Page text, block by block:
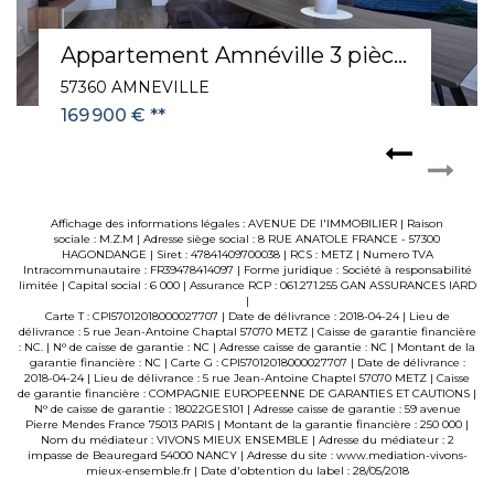
Appartement Hagondange 2 pièces 55m²
57300 HAGONDANGE
173 000 € **
Affichage des informations légales : AVENUE DE l'IMMOBILIER | Raison
sociale : M.Z.M | Adresse siège social : 8 RUE ANATOLE FRANCE - 57300
HAGONDANGE | Siret : 47841409700038 | RCS : METZ | Numero TVA
Intracommunautaire : FR39478414097 | Forme juridique : Société à responsabilité
limitée | Capital social : 6 000 | Assurance RCP : 061.271.255 GAN ASSURANCES IARD
|
Carte T : CPI57012018000027707 | Date de délivrance : 2018-04-24 | Lieu de
délivrance : 5 rue Jean-Antoine Chaptal 57070 METZ | Caisse de garantie financière
: NC. | N° de caisse de garantie : NC | Adresse caisse de garantie : NC | Montant de la
garantie financière : NC | Carte G : CPI57012018000027707 | Date de délivrance :
2018-04-24 | Lieu de délivrance : 5 rue Jean-Antoine Chaptel 57070 METZ | Caisse
de garantie financière : COMPAGNIE EUROPEENNE DE GARANTIES ET CAUTIONS |
N° de caisse de garantie : 18022GES101 | Adresse caisse de garantie : 59 avenue
Pierre Mendes France 75013 PARIS | Montant de la garantie financière : 250 000 |
Nom du médiateur : VIVONS MIEUX ENSEMBLE | Adresse du médiateur : 2
impasse de Beauregard 54000 NANCY | Adresse du site : www.mediation-vivons-
mieux-ensemble.fr| Date d'obtention du label : 28/05/2018